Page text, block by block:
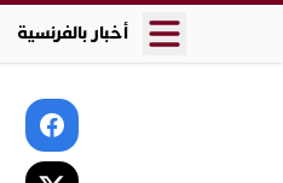
أخبار بالفرنسية